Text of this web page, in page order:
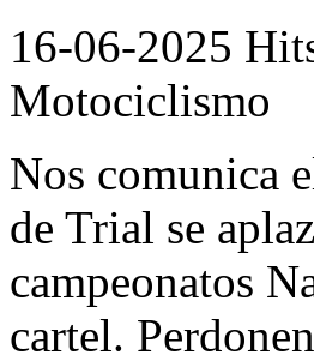
16-06-2025
Motociclismo
Nos comunica
de Trial se
campeonatos
cartel.